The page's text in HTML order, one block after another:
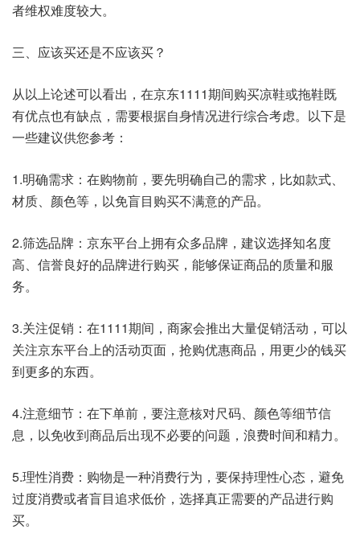
者维权难度较大。
三、应该买还是不应该买？
从以上论述可以看出，在京东1111期间购买凉鞋或拖鞋既
有优点也有缺点，需要根据自身情况进行综合考虑。以下是
一些建议供您参考：
1.明确需求：在购物前，要先明确自己的需求，比如款式、
材质、颜色等，以免盲目购买不满意的产品。
2.筛选品牌：京东平台上拥有众多品牌，建议选择知名度
高、信誉良好的品牌进行购买，能够保证商品的质量和服
务。
3.关注促销：在1111期间，商家会推出大量促销活动，可以
关注京东平台上的活动页面，抢购优惠商品，用更少的钱买
到更多的东西。
4.注意细节：在下单前，要注意核对尺码、颜色等细节信
息，以免收到商品后出现不必要的问题，浪费时间和精力。
5.理性消费：购物是一种消费行为，要保持理性心态，避免
过度消费或者盲目追求低价，选择真正需要的产品进行购
买。